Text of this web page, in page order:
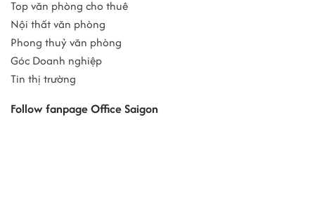
Top văn phòng cho thuê
Nội thất văn phòng
Phong thuỷ văn phòng
Góc Doanh nghiệp
Tin thị trường
Follow fanpage Office Saigon